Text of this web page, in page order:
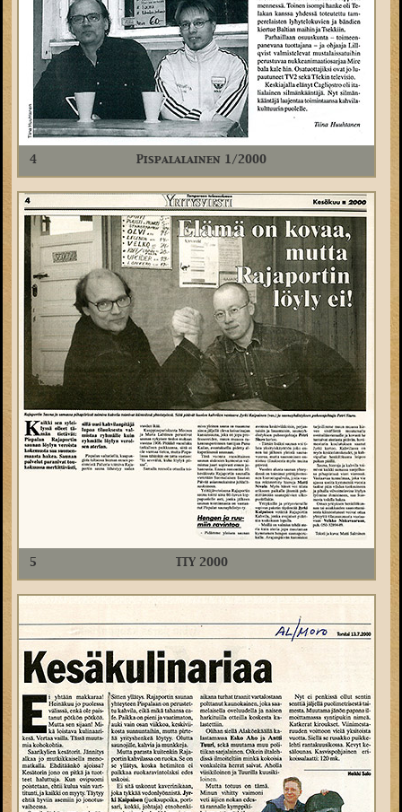
4 Pispalalainen 1/2000
5 TTY 2000